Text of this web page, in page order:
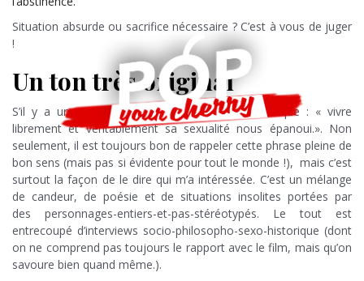
Situation absurde ou sacrifice nécessaire ? C’est à vous de juger
!
Un ton très original
S’il y a un message à retenir de ce film, c’est que : « vivre
librement et véritablement sa sexualité nous épanoui.». Non
seulement, il est toujours bon de rappeler cette phrase pleine de
bon sens (mais pas si évidente pour tout le monde !), mais c’est
surtout la façon de le dire qui m’a intéressée. C’est un mélange
de candeur, de poésie et de situations insolites portées par
des personnages-entiers-et-pas-stéréotypés. Le tout est
entrecoupé d’interviews socio-philosopho-sexo-historique (dont
on ne comprend pas toujours le rapport avec le film, mais qu’on
savoure bien quand même.).